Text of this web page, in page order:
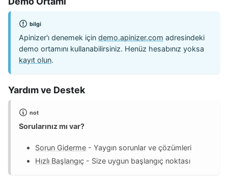
bilgi
Apinizer'ı denemek için demo.apinizer.com adresindeki
demo ortamını kullanabilirsiniz. Henüz hesabınız yoksa
kayıt olun.
Yardım ve Destek
not
Sorularınız mı var?
Sorun Giderme - Yaygın sorunlar ve çözümleri
Hızlı Başlangıç - Size uygun başlangıç noktası